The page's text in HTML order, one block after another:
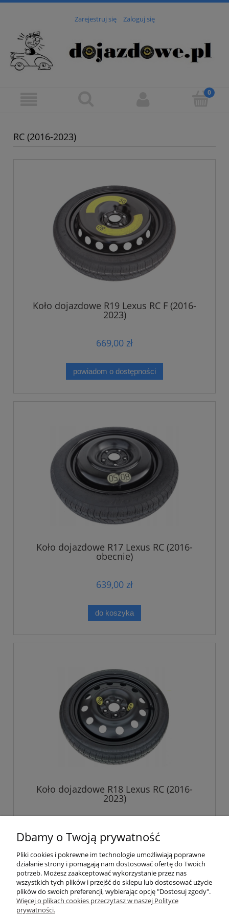
Zarejestruj się Zaloguj się
RC (2016-2023)
Koło dojazdowe R19 Lexus RC F (2016-
2023)
669,00 zł
powiadom o dostępności
Koło dojazdowe R17 Lexus RC (2016-
obecnie)
639,00 zł
do koszyka
Koło dojazdowe R18 Lexus RC (2016-
2023)
do koszyka
Pomoc
Dbamy o Twoją prywatność
Pliki cookies i pokrewne im technologie umożliwiają poprawne
działanie strony i pomagają nam dostosować ofertę do Twoich
potrzeb. Możesz zaakceptować wykorzystanie przez nas
wszystkich tych plików i przejść do sklepu lub dostosować użycie
plików do swoich preferencji, wybierając opcję "Dostosuj zgody".
Więcej o plikach cookies przeczytasz w naszej Polityce
prywatności.